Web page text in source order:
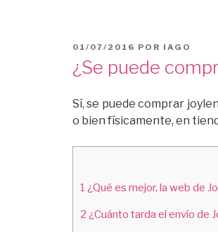
PUBLICADO
EL
01/07/2016 POR IAGO
¿Se puede
Sí, se puede comprar
o bien físicamente, en
1 ¿Qué es mejor, la web de
2 ¿Cuánto tarda el envío de